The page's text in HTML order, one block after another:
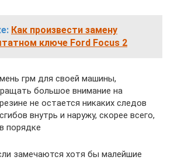
Как произвести замену
ключе Ford Focus 2
грм для своей машины,
большое внимание на
не остается никаких следов
внутрь и наружу, скорее всего,
порядке
замечаются хотя бы малейшие